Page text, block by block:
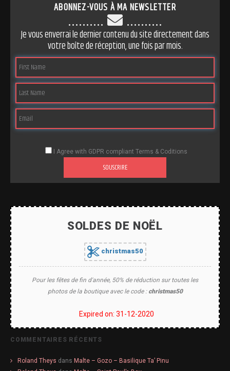
ABONNEZ-VOUS À MA NEWSLETTER
.......... ..........
Je vous enverrai le dernier contenu du site directement dans
votre boîte de réception, une fois par mois.
I Agree with GDPR compliant Terms & Coditions
SOUSCRIRE
SOLDES DE NOËL
christmas50
Pour les fêtes de fin d'année, 50% de réduction sur toutes les
photos de la boutique avec le code : christmas50
Expired on: 31-12-2020
COMMENTAIRES RÉCENTS
Roland Theys dans Malte – Gozo – Basilique Ta’ Pinu